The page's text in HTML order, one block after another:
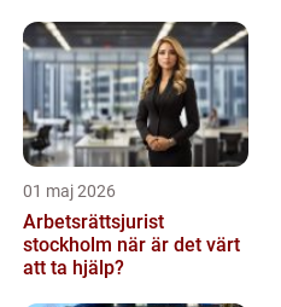
01 maj 2026
Arbetsrättsjurist
stockholm när är det värt
att ta hjälp?